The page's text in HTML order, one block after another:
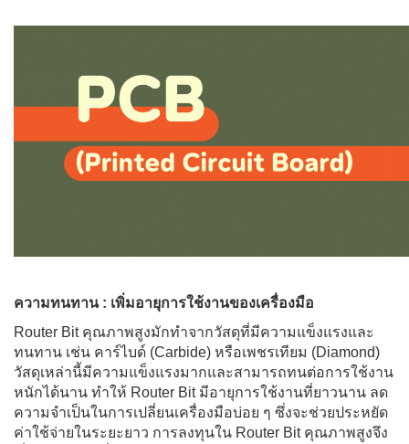
ความทนทาน : เพิ่มอายุการใช้งานของเครื่องมือ
Router Bit คุณภาพสูงมักทำจากวัสดุที่มีความแข็งแรงและ
ทนทาน เช่น คาร์ไบด์ (Carbide) หรือเพชรเทียม (Diamond)
วัสดุเหล่านี้มีความแข็งแรงมากและสามารถทนต่อการใช้งาน
หนักได้นาน ทำให้ Router Bit มีอายุการใช้งานที่ยาวนาน ลด
ความจำเป็นในการเปลี่ยนเครื่องมือบ่อย ๆ ซึ่งจะช่วยประหยัด
ค่าใช้จ่ายในระยะยาว การลงทุนใน Router Bit คุณภาพสูงจึง